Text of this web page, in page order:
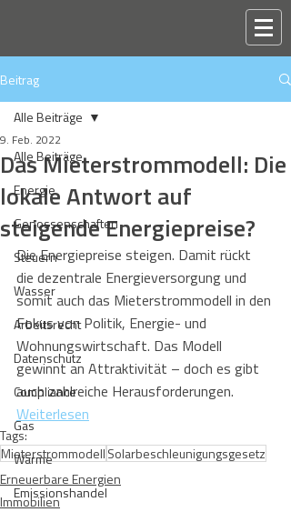
Beitrag
Alle Beiträge
Energie
Genossenschaften
Steuern
Wasser
Arbeitsrecht
Datenschutz
Compliance
Gas
Wärme
Emissionshandel
Alle Beiträge
Das Mieterstrommodell: Die
lokale Antwort auf
steigende Energiepreise?
9. Feb. 2022
Die Energiepreise steigen. Damit rückt
die dezentrale Energieversorgung und
somit auch das Mieterstrommodell in den
Fokus von Politik, Energie- und
Wohnungswirtschaft. Das Modell
gewinnt an Attraktivität – doch es gibt
auch zahlreiche Herausforderungen.
Weiterlesen
Tags:
MieterstrommodellSolarbeschleunigungsgesetz
Erneuerbare Energien
Immobilien